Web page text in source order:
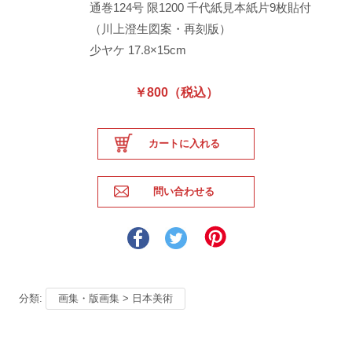
通巻124号 限1200 千代紙見本紙片9枚貼付
（川上澄生図案・再刻版）
少ヤケ 17.8×15cm
￥800（税込）
分類: 画集・版画集 > 日本美術